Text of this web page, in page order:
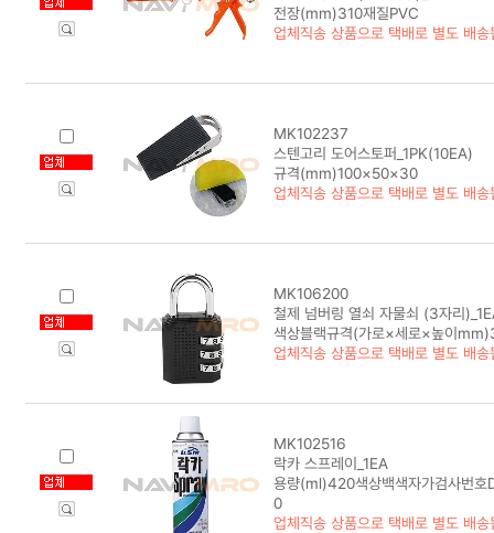
전장(mm)310재질PVC
업체직송 상품으로 택배로 별도 배송
MK102237
스텐고리 도어스토퍼_1PK(10EA)
규격(mm)100×50×30
업체직송 상품으로 택배로 별도 배송
MK106200
철제 넘버링 열쇠 자물쇠 (3자리
색상블랙규격(가로×세로×높이
업체직송 상품으로 택배로 별도 배송
MK102516
락카 스프레이_1EA
용량(ml)420색상백색자가검사번
0
업체직송 상품으로 택배로 별도 배송